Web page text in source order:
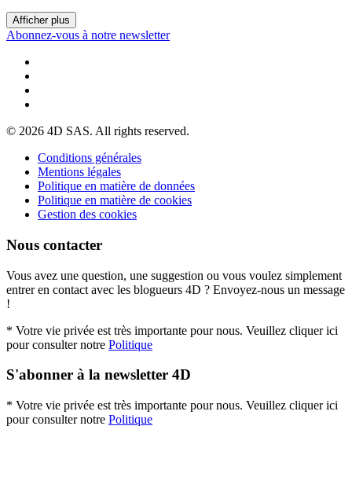
Afficher plus
Abonnez-vous à notre newsletter
© 2026 4D SAS. All rights reserved.
Conditions générales
Mentions légales
Politique en matière de données
Politique en matière de cookies
Gestion des cookies
Nous contacter
Vous avez une question, une suggestion ou vous voulez simplement
entrer en contact avec les blogueurs 4D ? Envoyez-nous un message
!
* Votre vie privée est très importante pour nous. Veuillez cliquer ici
pour consulter notre Politique
S'abonner à la newsletter 4D
* Votre vie privée est très importante pour nous. Veuillez cliquer ici
pour consulter notre Politique